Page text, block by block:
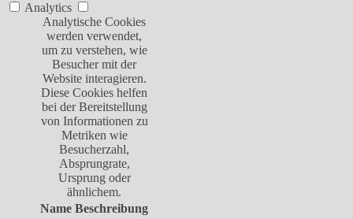
Analytics
Analytische Cookies
werden verwendet,
um zu verstehen, wie
Besucher mit der
Website interagieren.
Diese Cookies helfen
bei der Bereitstellung
von Informationen zu
Metriken wie
Besucherzahl,
Absprungrate,
Ursprung oder
ähnlichem.
Name Beschreibung